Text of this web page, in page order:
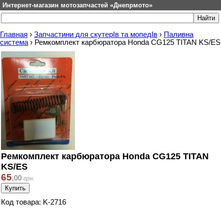
Интернет-магазин мотозапчастей «Днепрмото»
Главная › Запчастини для скутерІв та мопедІв › Паливна
система › Ремкомплект карбюратора Honda CG125 TITAN KS/ES
Ремкомплект карбюратора Honda CG125 TITAN
KS/ES
65,00 грн.
Код товара: K-2716